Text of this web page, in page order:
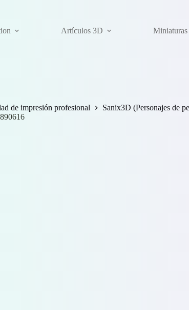
Artículos 3D Miniaturas
de impresión profesional Sanix3D (Personajes de